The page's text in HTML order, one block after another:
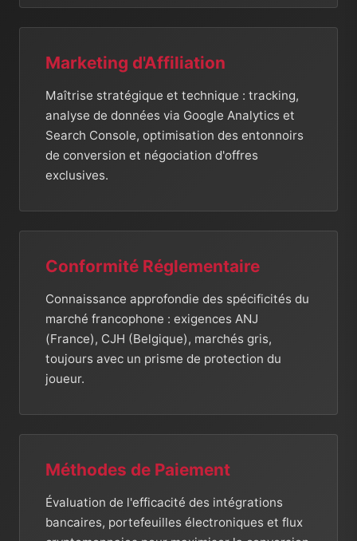
Marketing d'Affiliation
Maîtrise stratégique et technique : tracking,
analyse de données via Google Analytics et
Search Console, optimisation des entonnoirs
de conversion et négociation d'offres
exclusives.
Conformité Réglementaire
Connaissance approfondie des spécificités du
marché francophone : exigences ANJ
(France), CJH (Belgique), marchés gris,
toujours avec un prisme de protection du
joueur.
Méthodes de Paiement
Évaluation de l'efficacité des intégrations
bancaires, portefeuilles électroniques et flux